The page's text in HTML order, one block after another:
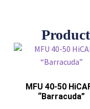
MFU 40-50
“Barracuda”